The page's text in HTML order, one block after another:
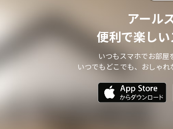
アール
便利で楽し
いつもスマホでお部屋
いつでもどこでも、おしゃれ